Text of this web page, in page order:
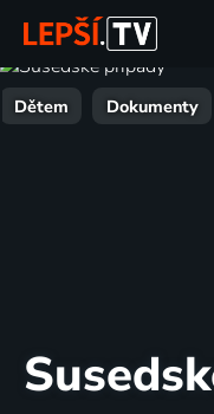
Dětem Dokumenty